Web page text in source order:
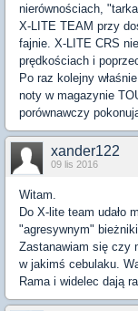
nierównościach,
X-LITE TEAM przy
fajnie. X-LITE CRS
prędkościach i
Po raz kolejny
noty w magazynie
porównawczy
xander122
09 lis 2016
Witam.
Do X-lite team udało
"agresywnym"
Zastanawiam się czy
w jakimś cebulaku.
Rama i widelec dają